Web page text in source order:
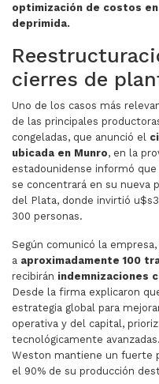
optimización de costos
deprimida.
cierres de
Uno de los casos más
de las principales
congeladas, que anunció el
ubicada en Munro, en la
estadounidense informó
se concentrará en su nueva
del Plata, donde invirtió
300 personas.
Según comunicó la
a aproximadamente 100
recibirán indemnizaciones
Desde la firma explicaron
estrategia global para
operativa y del capital,
tecnológicamente
Weston mantiene un fuerte
el 90% de su producción